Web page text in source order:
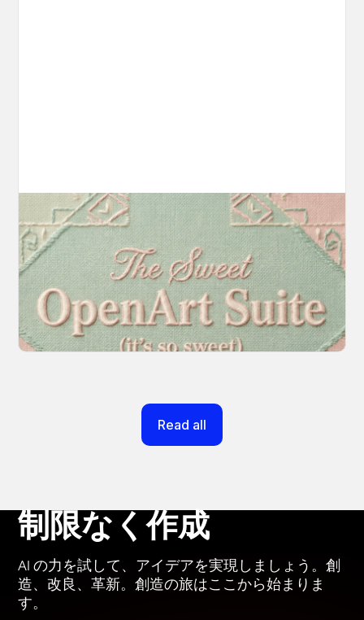
Introducing OpenArt Suite: Create
Without the Chaos
Every tool you need, finally in one place. We
fundamentally rearchitected the OpenArt
creation experience so your workflow finally
moves as fast as your ideas do.
March 20, 2026
Read all
制限なく作成
AI の力を試して、アイデアを実現しましょう。創
造、改良、革新。創造の旅はここから始まりま
す。